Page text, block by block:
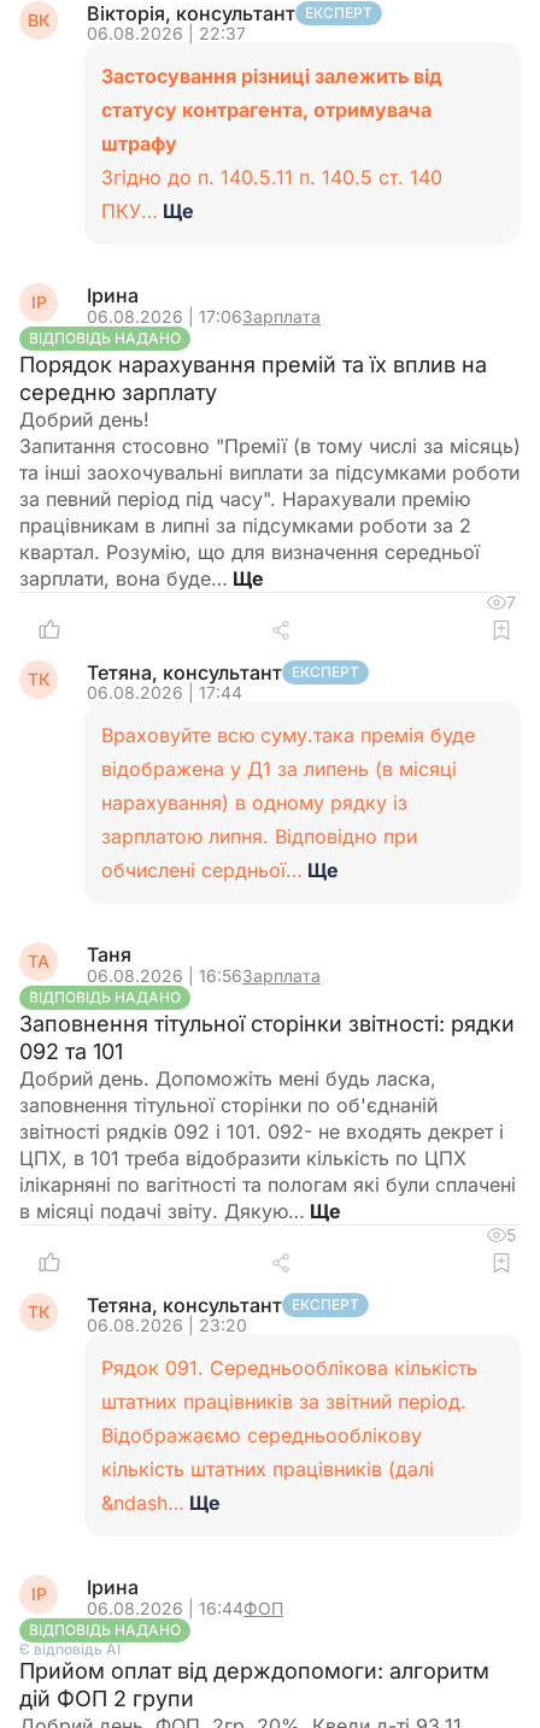
ВК Вікторія, консультант ЕКСПЕРТ
06.08.2026 | 22:37
Застосування різниці залежить від
статусу контрагента, отримувача
штрафу
Згідно до п. 140.5.11 п. 140.5 ст. 140
ПКУ… Ще
ІР Ірина
06.08.2026 | 17:06Зарплата
ВІДПОВІДЬ НАДАНО
Порядок нарахування премій та їх вплив на
середню зарплату
Добрий день!
Запитання стосовно "Премії (в тому числі за місяць)
та інші заохочувальні виплати за підсумками роботи
за певний період під часу". Нарахували премію
працівникам в липні за підсумками роботи за 2
квартал. Розумію, що для визначення середньої
зарплати, вона буде…
7
ТК Тетяна, консультант ЕКСПЕРТ
06.08.2026 | 17:44
Враховуйте всю суму.така премія буде
відображена у Д1 за липень (в місяці
нарахування) в одному рядку із
зарплатою липня. Відповідно при
обчислені сердньої… Ще
ТА Таня
06.08.2026 | 16:56Зарплата
ВІДПОВІДЬ НАДАНО
Заповнення тітульної сторінки звітності: рядки
092 та 101
Добрий день. Допоможіть мені будь ласка,
заповнення тітульної сторінки по об'єднаній
звітності рядків 092 і 101. 092- не входять декрет і
ЦПХ, в 101 треба відобразити кількість по ЦПХ
ілікарняні по вагітності та пологам які були сплачені
в місяці подачі звіту. Дякую…
5
ТК Тетяна, консультант ЕКСПЕРТ
06.08.2026 | 23:20
Рядок 091. Середньооблікова кількість
штатних працівників за звітний період.
Відображаємо середньооблікову
кількість штатних працівників (далі
&ndash… Ще
ІР Ірина
06.08.2026 | 16:44ФОП
ВІДПОВІДЬ НАДАНО
Є відповідь АІ
Прийом оплат від держдопомоги: алгоритм
дій ФОП 2 групи